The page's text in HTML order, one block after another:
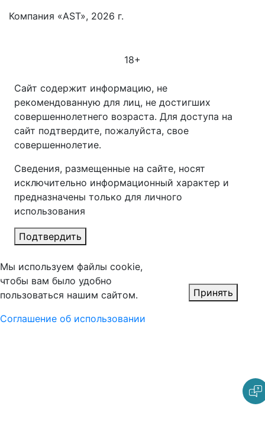
Компания «AST», 2026 г.
18+
Сайт содержит информацию, не
рекомендованную для лиц, не достигших
совершеннолетнего возраста. Для доступа на
сайт подтвердите, пожалуйста, свое
совершеннолетие.
Сведения, размещенные на сайте, носят
исключительно информационный характер и
предназначены только для личного
использования
Подтвердить
Мы используем файлы cookie,
чтобы вам было удобно
пользоваться нашим сайтом.
Соглашение об использовании
Принять